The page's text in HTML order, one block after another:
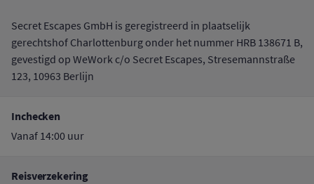
Secret Escapes GmbH is geregistreerd in plaatselijk
gerechtshof Charlottenburg onder het nummer HRB 138671 B,
gevestigd op WeWork c/o Secret Escapes, Stresemannstraße
123, 10963 Berlijn
Inchecken
Vanaf 14:00 uur
Reisverzekering